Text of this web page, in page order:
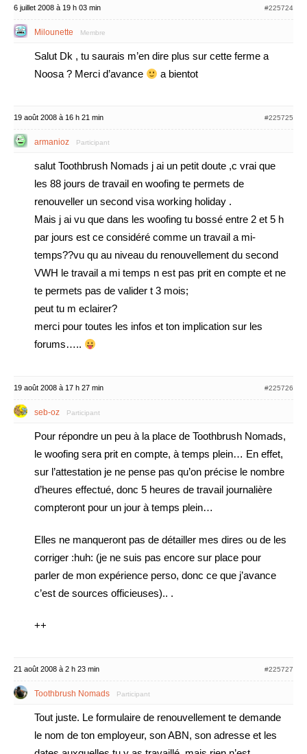
6 juillet 2008 à 19 h 03 min #225724
Milounette Membre
Salut Dk , tu saurais m’en dire plus sur cette ferme a
Noosa ? Merci d’avance
a bientot
19 août 2008 à 16 h 21 min #225725
armanioz Participant
salut Toothbrush Nomads j ai un petit doute ,c vrai que
les 88 jours de travail en woofing te permets de
renouveller un second visa working holiday .
Mais j ai vu que dans les woofing tu bossé entre 2 et 5 h
par jours est ce considéré comme un travail a mi-
temps??vu qu au niveau du renouvellement du second
VWH le travail a mi temps n est pas prit en compte et ne
te permets pas de valider t 3 mois;
peut tu m eclairer?
merci pour toutes les infos et ton implication sur les
forums…..
19 août 2008 à 17 h 27 min #225726
seb-oz Participant
Pour répondre un peu à la place de Toothbrush Nomads,
le woofing sera prit en compte, à temps plein… En effet,
sur l’attestation je ne pense pas qu’on précise le nombre
d’heures effectué, donc 5 heures de travail journalière
compteront pour un jour à temps plein…
Elles ne manqueront pas de détailler mes dires ou de les
corriger :huh: (je ne suis pas encore sur place pour
parler de mon expérience perso, donc ce que j’avance
c’est de sources officieuses).. .
++
21 août 2008 à 2 h 23 min #225727
Toothbrush Nomads Participant
Tout juste. Le formulaire de renouvellement te demande
le nom de ton employeur, son ABN, son adresse et les